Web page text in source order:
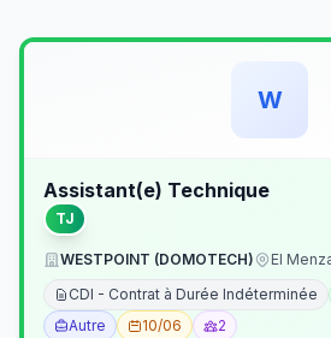
W
Assistant(e) Technique
TJ
WESTPOINT (DOMOTECH)
El
CDI - Contrat à Durée Indéterminée
Autre
10/06 2